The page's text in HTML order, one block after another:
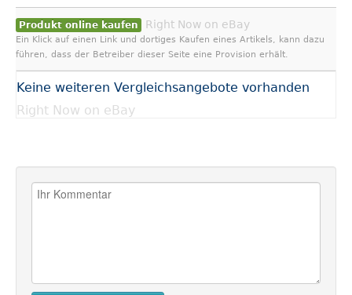
Produkt online kaufen Right Now on eBay
Ein Klick auf einen Link und dortiges Kaufen eines Artikels, kann dazu
führen, dass der Betreiber dieser Seite eine Provision erhält.
Keine weiteren Vergleichsangebote vorhanden
Right Now on eBay